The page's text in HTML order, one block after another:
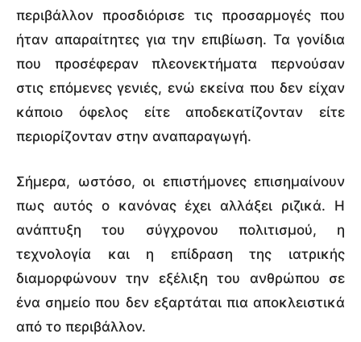
περιβάλλον προσδιόρισε τις προσαρμογές που
ήταν απαραίτητες για την επιβίωση. Τα γονίδια
που προσέφεραν πλεονεκτήματα περνούσαν
στις επόμενες γενιές, ενώ εκείνα που δεν είχαν
κάποιο όφελος είτε αποδεκατίζονταν είτε
περιορίζονταν στην αναπαραγωγή.
Σήμερα, ωστόσο, οι επιστήμονες επισημαίνουν
πως αυτός ο κανόνας έχει αλλάξει ριζικά. Η
ανάπτυξη του σύγχρονου πολιτισμού, η
τεχνολογία και η επίδραση της ιατρικής
διαμορφώνουν την εξέλιξη του ανθρώπου σε
ένα σημείο που δεν εξαρτάται πια αποκλειστικά
από το περιβάλλον.